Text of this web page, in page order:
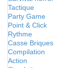
Tactique
Party Game
Point & Click
Rythme
Casse Briques
Compilation
Action